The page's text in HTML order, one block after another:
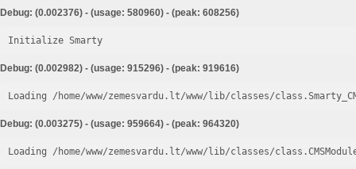
Debug: (0.002376) - (usage: 580960) - (peak: 608256)
Initialize Smarty
Debug: (0.002982) - (usage: 915296) - (peak: 919616)
Loading /home/www/zemesvardu.lt/www/lib/classes/
Debug: (0.003275) - (usage: 959664) - (peak: 964320)
Loading /home/www/zemesvardu.lt/www/lib/classes/